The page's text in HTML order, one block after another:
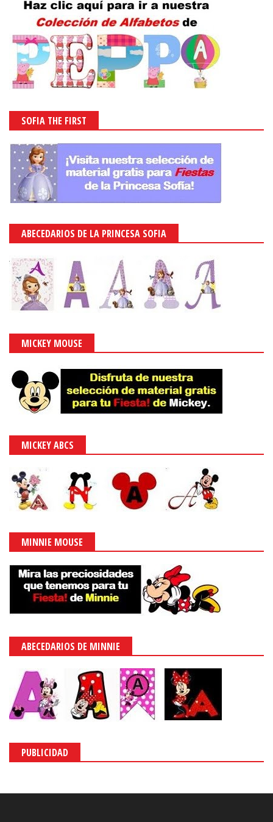
SOFIA THE FIRST
ABECEDARIOS DE LA PRINCESA SOFIA
MICKEY MOUSE
MICKEY ABCS
MINNIE MOUSE
ABECEDARIOS DE MINNIE
PUBLICIDAD